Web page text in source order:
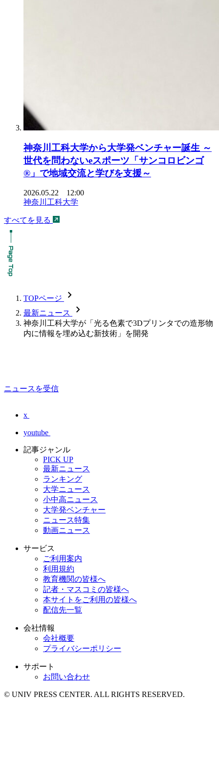
神奈川工科大学から大学発ベンチャー誕生 ～
世代を問わないeスポーツ「サンコロビンゴ
®」で地域交流と学びを支援～
2026.05.22 12:00
神奈川工科大学
すべてを見る
TOPページ chevron_forward
最新ニュース chevron_forward
神奈川工科大学が「光る色素で3Dプリンタでの造形物
内に情報を埋め込む新技術」を開発
ニュースを受信
x
youtube
記事ジャンル
PICK UP
最新ニュース
ランキング
大学ニュース
小中高ニュース
大学発ベンチャー
ニュース特集
動画ニュース
サービス
ご利用案内
利用規約
教育機関の皆様へ
記者・マスコミの皆様へ
本サイトをご利用の皆様へ
配信先一覧
会社情報
会社概要
プライバシーポリシー
サポート
お問い合わせ
© UNIV PRESS CENTER. ALL RIGHTS RESERVED.